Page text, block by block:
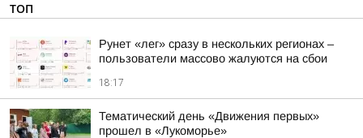
ТОП
Рунет «лег» сразу в нескольких регионах –
пользователи массово жалуются на сбои
18:17
Тематический день «Движения первых»
прошел в «Лукоморье»